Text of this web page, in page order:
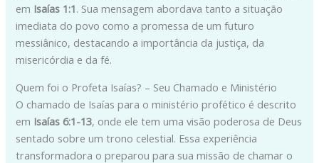
em Isaías 1:1. Sua mensagem abordava tanto a situação
imediata do povo como a promessa de um futuro
messiânico, destacando a importância da justiça, da
misericórdia e da fé.
Quem foi o Profeta Isaías? – Seu Chamado e Ministério
O chamado de Isaías para o ministério profético é descrito
em Isaías 6:1-13, onde ele tem uma visão poderosa de Deus
sentado sobre um trono celestial. Essa experiência
transformadora o preparou para sua missão de chamar o